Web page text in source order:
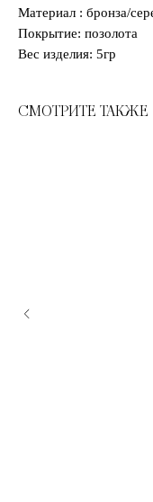
Материал : бронза/
Покрытие: позолота
Вес изделия: 5гр
СМОТРИТЕ ТАКЖЕ